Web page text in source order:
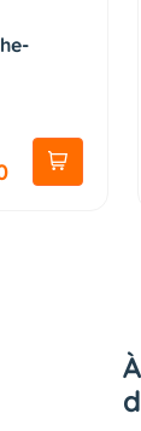
Sup...